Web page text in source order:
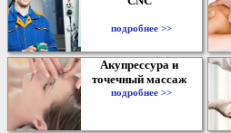
подробнее >>
Акупрессура и
точечный массаж
подробнее >>